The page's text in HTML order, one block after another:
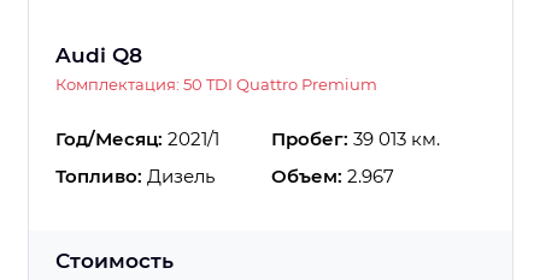
Audi Q8
Комплектация: 50 TDI Quattro Premium
Год/Месяц: 2021/1 Пробег: 39 013 км.
Топливо: Дизель Объем: 2.967
Стоимость